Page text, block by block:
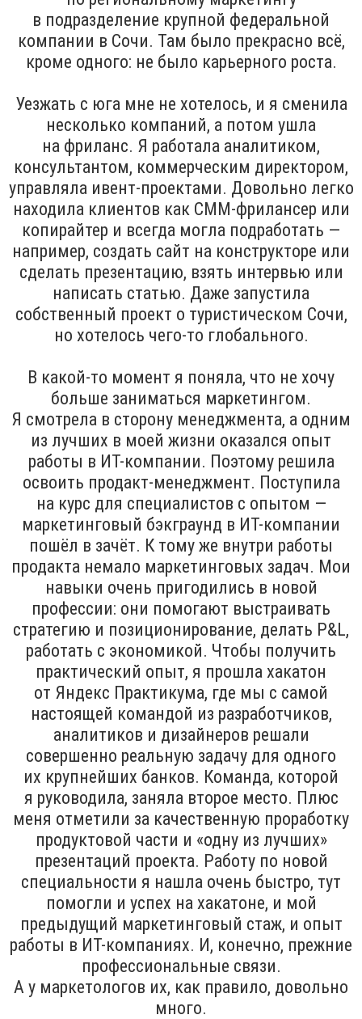
в подразделение крупной федеральной
компании в Сочи. Там было прекрасно всё,
кроме одного: не было карьерного роста.
Уезжать с юга мне не хотелось, и я сменила
несколько компаний, а потом ушла
на фриланс. Я работала аналитиком,
консультантом, коммерческим директором,
управляла ивент-проектами. Довольно легко
находила клиентов как СММ-фрилансер или
копирайтер и всегда могла подработать —
например, создать сайт на конструкторе или
сделать презентацию, взять интервью или
написать статью. Даже запустила
собственный проект о туристическом Сочи,
но хотелось чего-то глобального.
В какой-то момент я поняла, что не хочу
больше заниматься маркетингом.
Я смотрела в сторону менеджмента, а одним
из лучших в моей жизни оказался опыт
работы в ИТ-компании. Поэтому решила
освоить продакт-менеджмент. Поступила
на курс для специалистов с опытом —
маркетинговый бэкграунд в ИТ-компании
пошёл в зачёт. К тому же внутри работы
продакта немало маркетинговых задач. Мои
навыки очень пригодились в новой
профессии: они помогают выстраивать
стратегию и позиционирование, делать P&L,
работать с экономикой. Чтобы получить
практический опыт, я прошла хакатон
от Яндекс Практикума, где мы с самой
настоящей командой из разработчиков,
аналитиков и дизайнеров решали
совершенно реальную задачу для одного
их крупнейших банков. Команда, которой
я руководила, заняла второе место. Плюс
меня отметили за качественную проработку
продуктовой части и «одну из лучших»
презентаций проекта. Работу по новой
специальности я нашла очень быстро, тут
помогли и успех на хакатоне, и мой
предыдущий маркетинговый стаж, и опыт
работы в ИТ-компаниях. И, конечно, прежние
профессиональные связи.
А у маркетологов их, как правило, довольно
много.